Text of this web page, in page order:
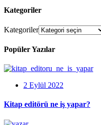
Kategoriler
Kategoriler
Popüler Yazılar
2 Eylül 2022
Kitap editörü ne iş yapar?